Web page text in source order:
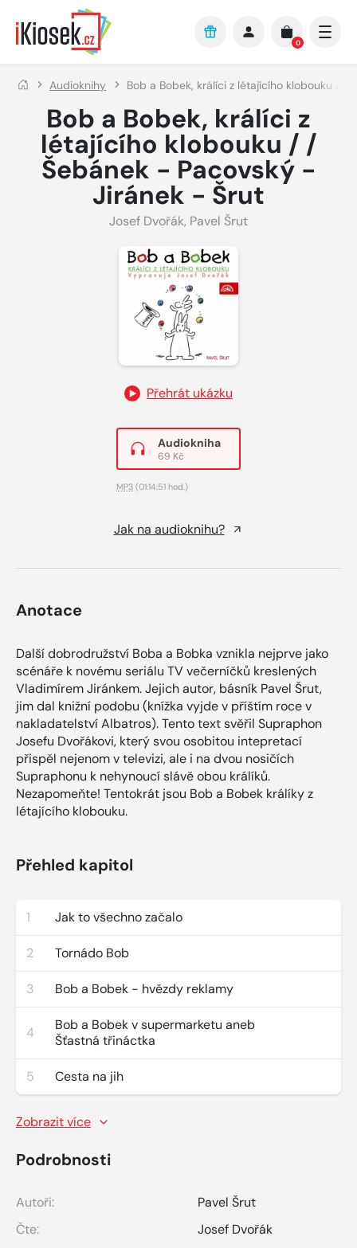
Přejít na hlavní obsah
0
Audioknihy Bob a Bobek, králíci z létajícího klobouku / /
Bob a Bobek, králíci z
létajícího klobouku / /
Šebánek - Pacovský -
Jiránek - Šrut
Josef Dvořák, Pavel Šrut
Přehrát ukázku
Audiokniha
69 Kč
MP3 (01:14:51 hod.)
Jak na audioknihu?
Anotace
Další dobrodružství Boba a Bobka vznikla nejprve jako
scénáře k novému seriálu TV večerníčků kreslených
Vladimírem Jiránkem. Jejich autor, básník Pavel Šrut,
jim dal knižní podobu (knížka vyjde v příštím roce v
nakladatelství Albatros). Tento text svěřil Supraphon
Josefu Dvořákovi, který svou osobitou intepretací
přispěl nejenom v televizi, ale i na dvou nosičích
Supraphonu k nehynoucí slávě obou králíků.
Nezapomeňte! Tentokrát jsou Bob a Bobek králíky z
létajícího klobouku.
Přehled kapitol
1 Jak to všechno začalo
2 Tornádo Bob
3 Bob a Bobek - hvězdy reklamy
4
Bob a Bobek v supermarketu aneb
Šťastná třináctka
5 Cesta na jih
Zobrazit více
Podrobnosti
Autoři:
Pavel Šrut
Čte:
Josef Dvořák